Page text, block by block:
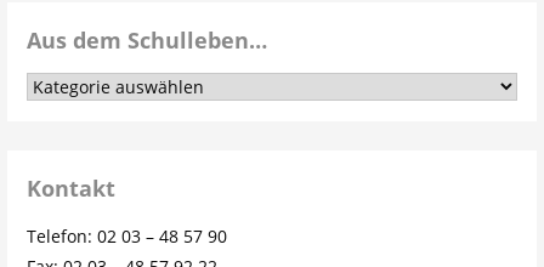
Aus dem Schulleben…
Aus
Kontakt
Telefon: 02 03 – 48 57 90